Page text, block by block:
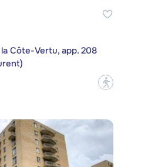
Côte-Vertu, app. 208
?